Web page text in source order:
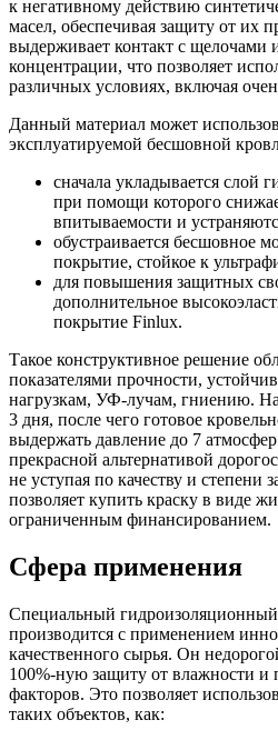
к негативному действию
масел, обеспечивая защиту от их
выдерживает контакт с щелочами
концентрации, что позволяет
различных условиях, включая
Данный материал может
эксплуатируемой бесшовной
сначала укладывается слой
при помощи которого
впитываемости и
обустраивается бесшовное
покрытие, стойкое к
для повышения защитных
дополнительное
покрытие Finlux.
Такое конструктивное решение
показателями прочности,
нагрузкам, УФ-лучам, гниению.
3 дня, после чего готовое
выдержать давление до 7
прекрасной альтернативой
не уступая по качеству и степени
позволяет купить краску в виде
ограниченным финансированием.
Сфера применения
Специальный гидроизоляционный
производится с применением
качественного сырья. Он
100%-ную защиту от влажности и
факторов. Это позволяет
таких объектов, как: